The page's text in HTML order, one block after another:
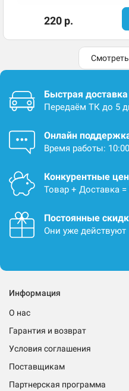
220 р.
Быстрая доставка
Передаём ТК до 5
Онлайн
Время работы:
Конкурентные
Товар + Доставка
Постоянные
Они уже действуют
Информация
О нас
Гарантия и возврат
Условия соглашения
Поставщикам
Партнерская программа